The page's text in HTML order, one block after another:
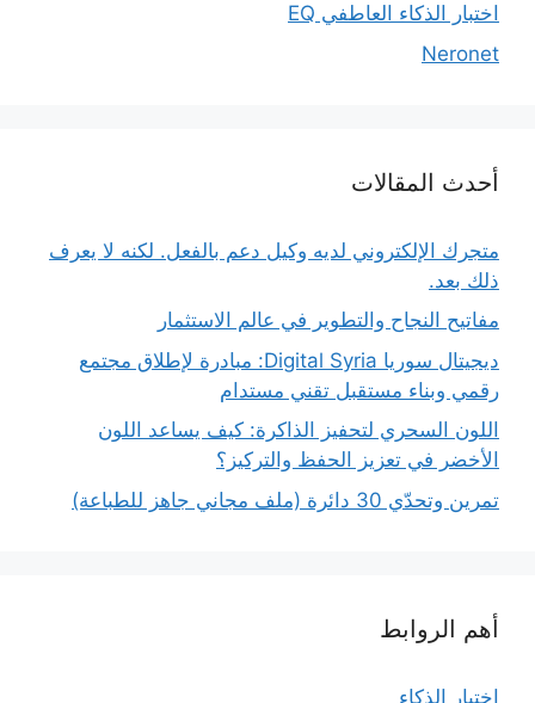
اختبار الذكاء العاطفي EQ
Neronet
أحدث المقالات
متجرك الإلكتروني لديه وكيل دعم بالفعل. لكنه لا يعرف
ذلك بعد.
مفاتيح النجاح والتطوير في عالم الاستثمار
ديجيتال سوريا Digital Syria: مبادرة لإطلاق مجتمع
رقمي وبناء مستقبل تقني مستدام
اللون السحري لتحفيز الذاكرة: كيف يساعد اللون
الأخضر في تعزيز الحفظ والتركيز؟
تمرين وتحدّي 30 دائرة (ملف مجاني جاهز للطباعة)
أهم الروابط
اختبار الذكاء